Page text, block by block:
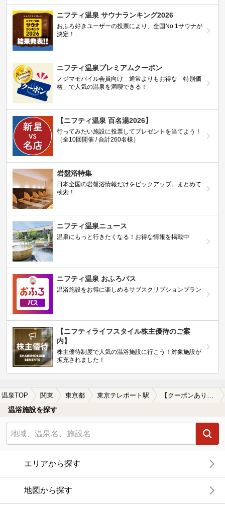
ニフティ温泉 サウナランキング2026
おふろ好きユーザーの投票により、全国No.1サウナが
決定！
ニフティ温泉プレミアムクーポン
ノジマモバイル会員向け 通常よりもお得な「特別価
格」で人気の温泉を満喫できる！
【ニフティ温泉 百名湯2026】
行ってみたい施設に投票してプレゼントを当てよう！
（全10回開催 / 合計260名様）
岩盤浴特集
日本全国の岩盤浴情報だけをピックアップ。まとめて
検索！
ニフティ温泉ニュース
温泉にもっと行きたくなる！お得な情報を掲載中
ニフティ温泉 おふろパス
温浴施設をお得に楽しめるサブスクリプションプラン
【ニフティライフスタイル株主優待のご案
内】
株主優待制度で人気の温浴施設に行こう！対象施設が
拡充されました！
温泉TOP 関東 東京都 東京テレポート駅 【クーポンあり】東京テレポート駅近くの温泉宿・温泉旅館・ホテルおすすめ(2026年版)
温浴施設を探す
エリアから探す
地図から探す